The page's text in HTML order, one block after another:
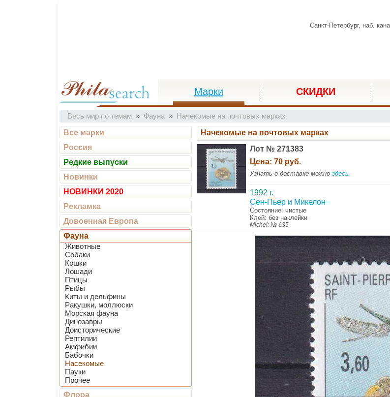
Санкт-Петербург, наб.
Марки СКИДКИ
Весь мир по темам Фауна Начекомые на почтовых марках
Все марки
Россия
Редкие выпуски
Новинки
НОВИНКИ 2020
Рекламка
Довоенная Европа
Фауна
Животные
Собаки
Кошки
Лошади
Птицы
Рыбы
Киты и дельфины
Ракушки, моллюски
Морская фауна
Динозавры
Доисторические
Рептилии
Амфибии
Бабочки
Насекомые
Пауки
Прочее
Флора
Начекомые на почтовых марках
Лот № 271383
Цена: 70 руб.
Узнать о доставке можно здесь
1992 г.
Сен-Пьер и Микелон
Состояние: чистые
Клей: без наклейки
Michel: № 635